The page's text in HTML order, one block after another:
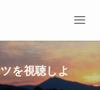
を視聴しよ